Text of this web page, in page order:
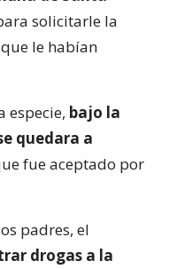
solicitarle la
le habían
especie, bajo la
quedara a
fue aceptado por
padres, el
drogas a la